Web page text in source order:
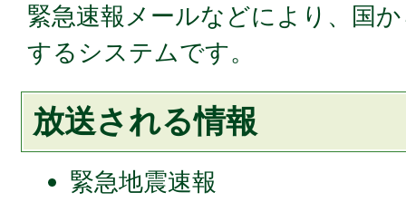
緊急速報メールなどにより、国
するシステムです。
放送される情報
緊急地震速報